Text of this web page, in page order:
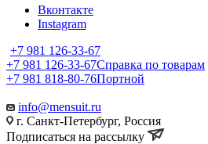
Вконтакте
Instagram
+7 981 126-33-67
+7 981 126-33-67Справка по товарам
+7 981 818-80-76Портной
info@mensuit.ru
г. Санкт-Петербург, Россия
Подписаться на рассылку